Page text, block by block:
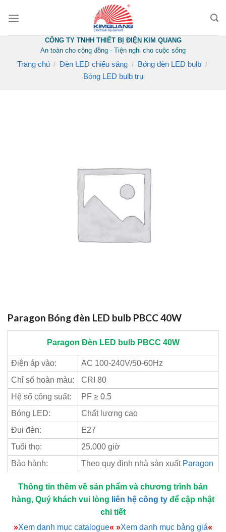
CÔNG TY TNHH THIẾT BỊ ĐIỆN KIM QUANG
An toàn cho cộng đồng - Tiện nghi cho cuộc sống
Trang chủ / Đèn LED chiếu sáng / Bóng đèn LED bulb /
Bóng LED bulb trụ
Paragon Bóng đèn LED bulb PBCC 40W
Paragon Đèn LED bulb PBCC 40W
Điện áp vào:
AC 100-240V/50-60Hz
Chỉ số hoàn màu:
CRI 80
Hệ số công suất:
PF ≥ 0.5
Bóng LED:
Chất lượng cao
Đui đèn:
E27
Tuổi thọ:
25.000 giờ
Bảo hành:
Theo quy định nhà sản xuất Paragon
Thông tin thêm về sản phẩm và chương trình bán
hàng, Quý khách vui lòng liên hệ công ty để cập nhật
chi tiết
»Xem danh mục catalogue« »Xem danh mục bảng giá«